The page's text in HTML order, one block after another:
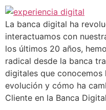
La banca digital ha
interactuamos con
los últimos 20 años,
radical desde la banca
digitales que
evolución y cómo ha
Cliente en la Banca